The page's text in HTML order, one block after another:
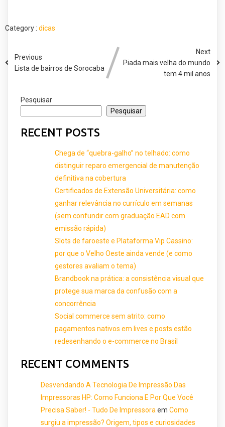
Category : dicas
Previous
Lista de bairros de Sorocaba
Next
Piada mais velha do mundo
tem 4 mil anos
Pesquisar
Pesquisar
RECENT POSTS
Chega de “quebra-galho” no telhado: como
distinguir reparo emergencial de manutenção
definitiva na cobertura
Certificados de Extensão Universitária: como
ganhar relevância no currículo em semanas
(sem confundir com graduação EAD com
emissão rápida)
Slots de faroeste e Plataforma Vip Cassino:
por que o Velho Oeste ainda vende (e como
gestores avaliam o tema)
Brandbook na prática: a consistência visual que
protege sua marca da confusão com a
concorrência
Social commerce sem atrito: como
pagamentos nativos em lives e posts estão
redesenhando o e-commerce no Brasil
RECENT COMMENTS
Desvendando A Tecnologia De Impressão Das
Impressoras HP: Como Funciona E Por Que Você
Precisa Saber! - Tudo De Impressora em Como
surgiu a impressão? Origem, tipos e curiosidades